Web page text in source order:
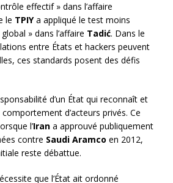
effectif » dans l’affaire
le TPIYa appliqué le test moins
» dans l’affaire Tadić. Dans le
entre États et hackers peuvent
ces standards posent des défis
d’un État qui reconnaît et
d’acteurs privés. Ce
l’Iran a approuvé publiquement
contre Saudi Aramco en 2012,
reste débattue.
que l’État ait ordonné